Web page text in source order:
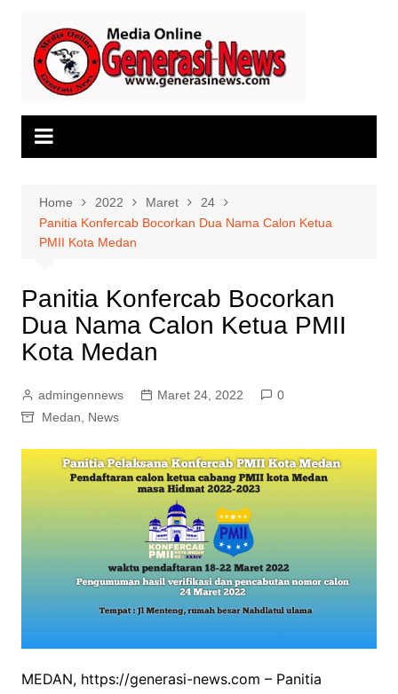
content
Home 2022 Maret
24
Panitia Konfercab Bocorkan Dua Nama Calon Ketua
PMII Kota Medan
Panitia Konfercab Bocorkan
Dua Nama Calon Ketua PMII
Kota Medan
admingennews Maret 24, 2022
0
Medan
News
MEDAN, https://generasi-news.com – Panitia